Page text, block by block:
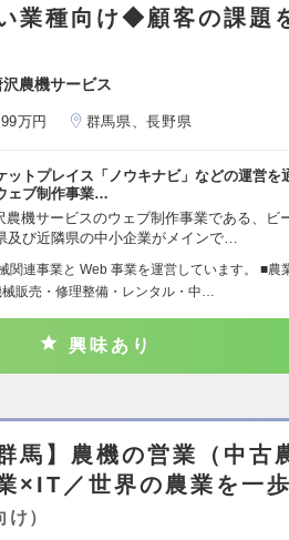
業種向け◆顧客の課題
農機サービス
万円 群馬県、長野県
ットプレイス「ノウキナビ」などの運営を
ェブ制作事業…
農機サービスのウェブ制作事業である、ビ
及び近隣県の中小企業がメインで…
関連事業と Web 事業を運営しています。 ■農
販売・修理整備・レンタル・中…
興味あり
馬】農機の営業（中古
×IT／世界の農業を一歩
）